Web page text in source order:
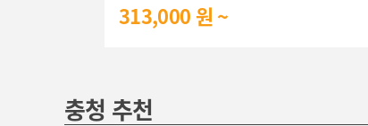
313,000 원 ~
충청 추천